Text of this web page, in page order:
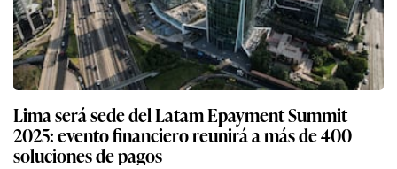
Lima será sede del Latam Epayment Summit
2025: evento financiero reunirá a más de 400
soluciones de pagos